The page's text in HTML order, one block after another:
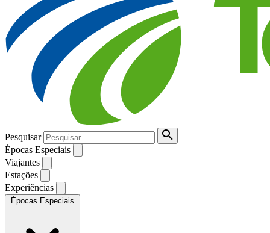
Pesquisar
Épocas Especiais
Viajantes
Estações
Experiências
Épocas Especiais